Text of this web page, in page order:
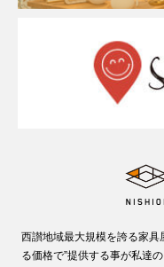
西讃地域最大規模を誇る家具
る価格で”提供する事が私達